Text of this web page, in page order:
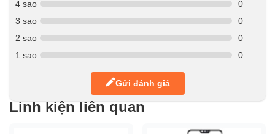
4 sao
0
3 sao
0
2 sao
0
1 sao
0
Gửi đánh giá
Linh kiện liên quan